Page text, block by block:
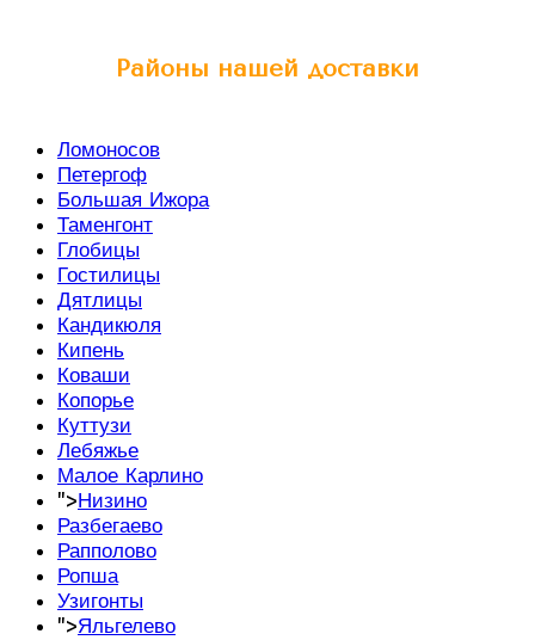
Районы нашей доставки
Ломоносов
Петергоф
Большая Ижора
Таменгонт
Глобицы
Гостилицы
Дятлицы
Кандикюля
Кипень
Коваши
Копорье
Куттузи
Лебяжье
Малое Карлино
">Низино
Разбегаево
Рапполово
Ропша
Узигонты
">Яльгелево